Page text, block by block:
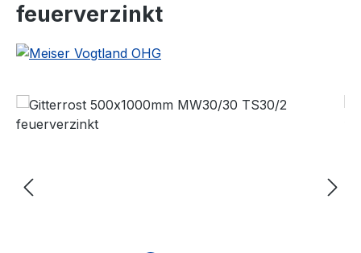
feuerverzinkt
Bildergalerie überspringen